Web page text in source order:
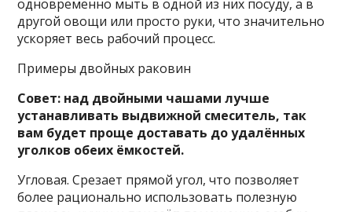
одновременно мыть в одной из них посуду, а в
другой овощи или просто руки, что значительно
ускоряет весь рабочий процесс.
Примеры двойных раковин
Совет: над двойными чашами лучше
устанавливать выдвижной смеситель, так
вам будет проще доставать до удалённых
уголков обеих ёмкостей.
Угловая. Срезает прямой угол, что позволяет
более рационально использовать полезную